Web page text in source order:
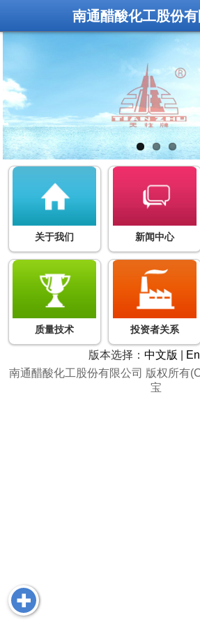
南通醋酸化工股份有
关于我们 新闻中心
质量技术 投资者关系
版本选择： 中文版
南通醋酸化工股份有限公司 版权所有
宝